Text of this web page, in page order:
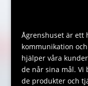
Ågrenshuset är ett
kommunikation
hjälper våra
de når sina mål. Vi
de produkter och